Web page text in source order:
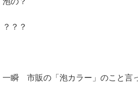
？？？
一瞬 市販の「泡カラー」のこと言